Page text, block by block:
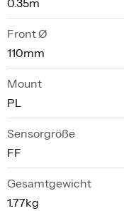
0.35m
Front Ø
110mm
Mount
PL
Sensorgröße
FF
Gesamtgewicht
1.77kg